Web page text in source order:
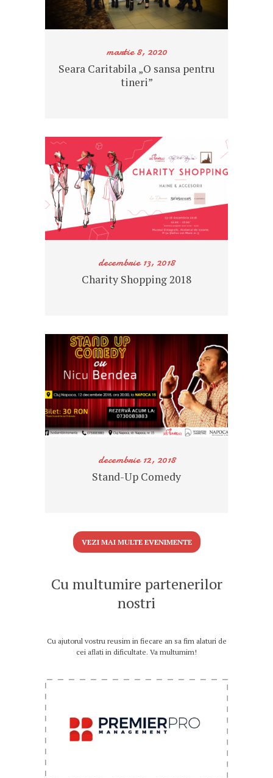
martie 8, 2020
Seara Caritabila „O sansa pentru
tineri”
decembrie 13, 2018
Charity Shopping 2018
decembrie 12, 2018
Stand-Up Comedy
VEZI MAI MULTE EVENIMENTE
Cu multumire partenerilor
nostri
Cu ajutorul vostru reusim in fiecare an sa fim alaturi de
cei aflati in dificultate. Va multumim!